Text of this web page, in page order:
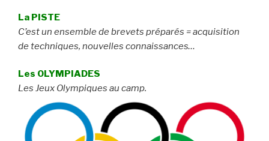
La PISTE
C’est un ensemble de brevets préparés = acquisition
de techniques, nouvelles connaissances…
Les OLYMPIADES
Les Jeux Olympiques au camp.